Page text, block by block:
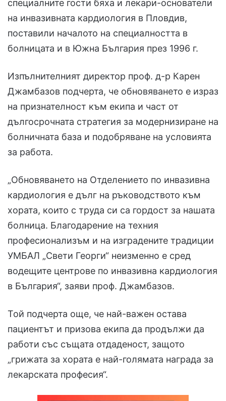
специалните гости бяха и лекари-основатели
на инвазивната кардиология в Пловдив,
поставили началото на специалността в
болницата и в Южна България през 1996 г.
Изпълнителният директор проф. д-р Карен
Джамбазов подчерта, че обновяването е израз
на признателност към екипа и част от
дългосрочната стратегия за модернизиране на
болничната база и подобряване на условията
за работа.
„Обновяването на Отделението по инвазивна
кардиология е дълг на ръководството към
хората, които с труда си са гордост за нашата
болница. Благодарение на техния
професионализъм и на изградените традиции
УМБАЛ „Свети Георги“ неизменно е сред
водещите центрове по инвазивна кардиология
в България“, заяви проф. Джамбазов.
Той подчерта още, че най-важен остава
пациентът и призова екипа да продължи да
работи със същата отдаденост, защото
„грижата за хората е най-голямата награда за
лекарската професия“.